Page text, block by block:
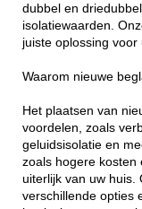
dubbel en
isolatiewaarden.
juiste oplossing voor
Waarom nieuwe
Het plaatsen van
voordelen, zoals
geluidsisolatie en
zoals hogere kosten
uiterlijk van uw huis.
verschillende opties